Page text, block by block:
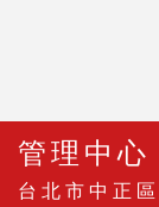
管理中心
台北市中正